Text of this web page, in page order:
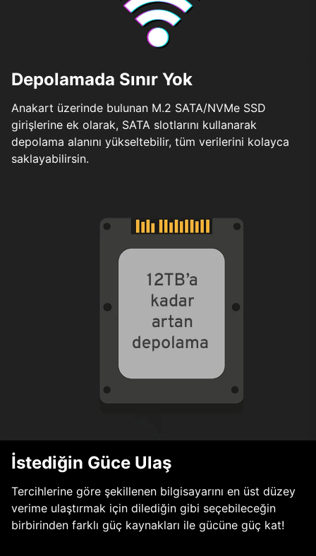
Depolamada Sınır Yok
Anakart üzerinde bulunan M.2 SATA/NVMe SSD
girişlerine ek olarak, SATA slotlarını kullanarak
depolama alanını yükseltebilir, tüm verilerini kolayca
saklayabilirsin.
İstediğin Güce Ulaş
Tercihlerine göre şekillenen bilgisayarını en üst düzey
verime ulaştırmak için dilediğin gibi seçebileceğin
birbirinden farklı güç kaynakları ile gücüne güç kat!